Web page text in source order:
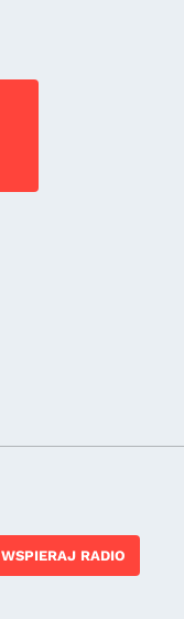
WSPIERAJ RADIO